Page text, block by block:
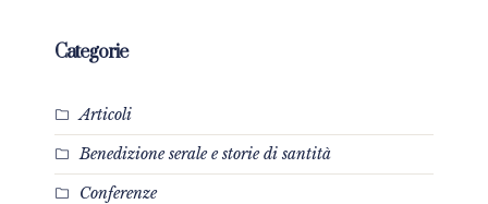
Categorie
Articoli
Benedizione serale e storie di santità
Conferenze